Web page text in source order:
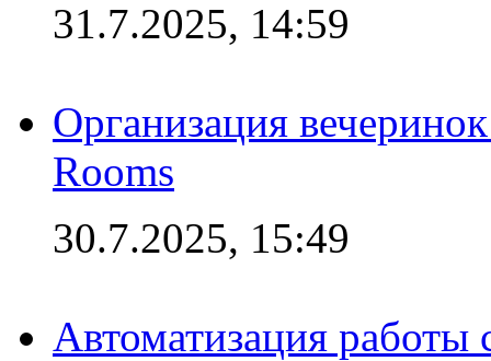
31.7.2025, 14:59
Организация
Rooms
30.7.2025, 15:49
Автоматизация работы